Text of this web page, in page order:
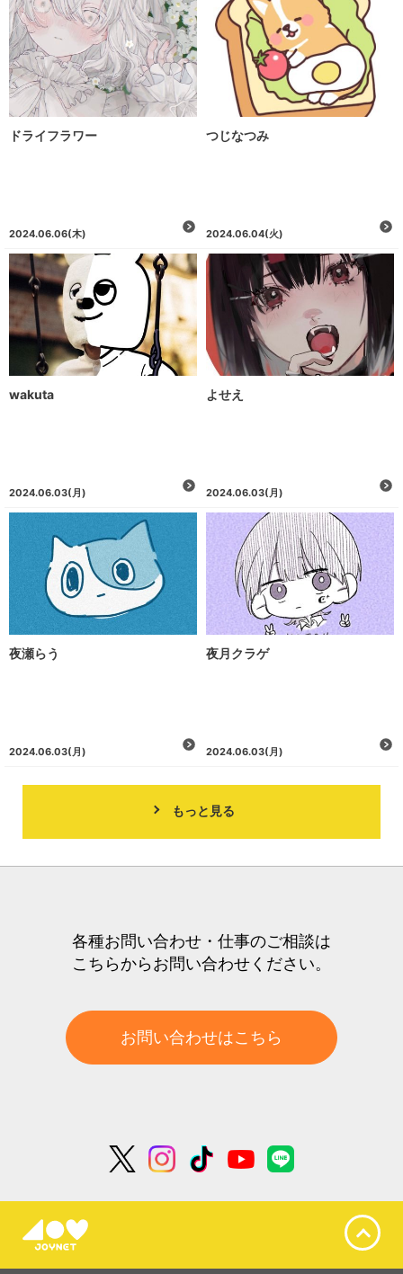
ドライフラワー
2024.06.06(木)
つじなつみ
2024.06.04(火)
wakuta
2024.06.03(月)
よせえ
2024.06.03(月)
夜瀬らう
2024.06.03(月)
夜月クラゲ
2024.06.03(月)
もっと見る
各種お問い合わせ・仕事のご相談は
こちらからお問い合わせください。
お問い合わせはこちら